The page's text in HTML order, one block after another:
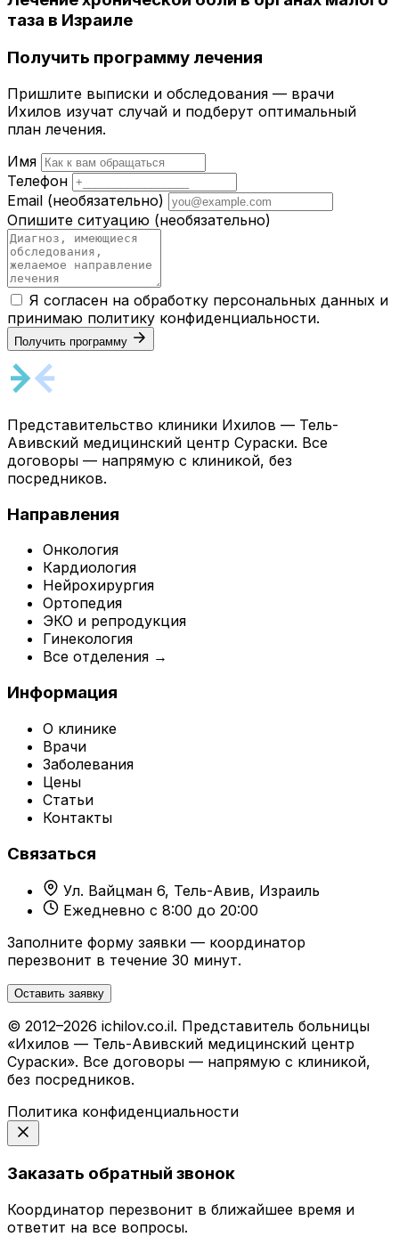
таза в Израиле
Получить программу лечения
Пришлите выписки и обследования — врачи
Ихилов изучат случай и подберут оптимальный
план лечения.
Имя
Телефон
Email (необязательно)
Опишите ситуацию (необязательно)
Я согласен на обработку персональных данных и
принимаю политику конфиденциальности.
Получить программу
Представительство клиники Ихилов — Тель-
Авивский медицинский центр Сураски. Все
договоры — напрямую с клиникой, без
посредников.
Направления
Онкология
Кардиология
Нейрохирургия
Ортопедия
ЭКО и репродукция
Гинекология
Все отделения →
Информация
О клинике
Врачи
Заболевания
Цены
Статьи
Контакты
Связаться
Ул. Вайцман 6, Тель-Авив, Израиль
Ежедневно с 8:00 до 20:00
Заполните форму заявки — координатор
перезвонит в течение 30 минут.
Оставить заявку
© 2012–2026 ichilov.co.il. Представитель больницы
«Ихилов — Тель-Авивский медицинский центр
Сураски». Все договоры — напрямую с клиникой,
без посредников.
Политика конфиденциальности
Заказать обратный звонок
Координатор перезвонит в ближайшее время и
ответит на все вопросы.